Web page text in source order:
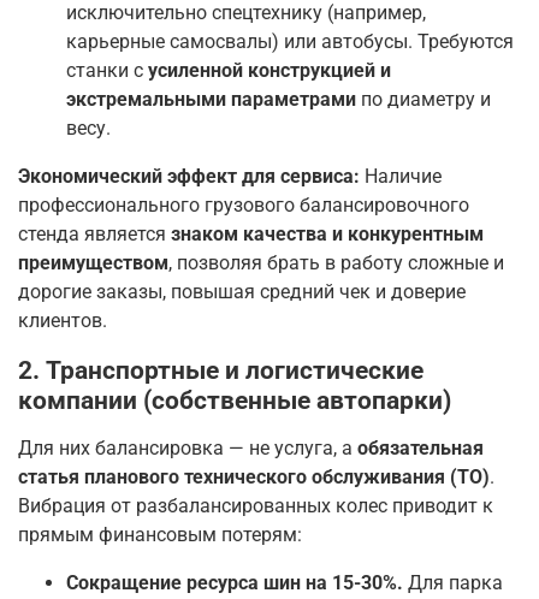
исключительно спецтехнику (например,
карьерные самосвалы) или автобусы. Требуются
станки с усиленной конструкцией и
экстремальными параметрами по диаметру и
весу.
Экономический эффект для сервиса: Наличие
профессионального грузового балансировочного
стенда является знаком качества и конкурентным
преимуществом, позволяя брать в работу сложные и
дорогие заказы, повышая средний чек и доверие
клиентов.
2. Транспортные и логистические
компании (собственные автопарки)
Для них балансировка — не услуга, а обязательная
статья планового технического обслуживания (ТО).
Вибрация от разбалансированных колес приводит к
прямым финансовым потерям:
Сокращение ресурса шин на 15-30%. Для парка